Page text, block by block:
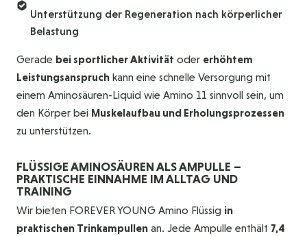
Unterstützung der Regeneration nach körperlicher
Belastung
Gerade bei sportlicher Aktivität oder erhöhtem
Leistungsanspruch kann eine schnelle Versorgung mit
einem Aminosäuren-Liquid wie Amino 11 sinnvoll sein, um
den Körper bei Muskelaufbau und Erholungsprozessen
zu unterstützen.
FLÜSSIGE AMINOSÄUREN ALS AMPULLE –
PRAKTISCHE EINNAHME IM ALLTAG UND
TRAINING
Wir bieten FOREVER YOUNG Amino Flüssig in
praktischen Trinkampullen an. Jede Ampulle enthält 7,4